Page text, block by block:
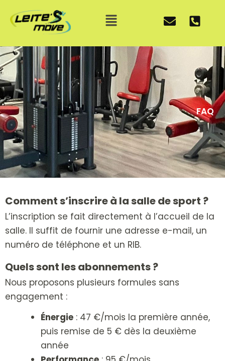
au
contenu
Menu
FAQ
Comment s’inscrire à la salle de sport ?
L’inscription se fait directement à l’accueil de la
salle. Il suffit de fournir une adresse e-mail, un
numéro de téléphone et un RIB.
Quels sont les abonnements ?
Nous proposons plusieurs formules sans
engagement :
Énergie : 47 €/mois la première année,
puis remise de 5 € dès la deuxième
année